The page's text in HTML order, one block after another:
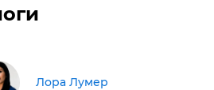
​Лора Лумер